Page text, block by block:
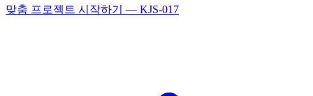
맞춤 프로젝트 시작하기 — KJS-017